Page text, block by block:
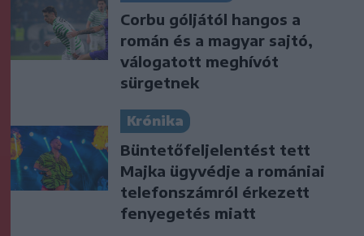
Corbu góljától hangos a
román és a magyar sajtó,
válogatott meghívót
sürgetnek
Krónika
Büntetőfeljelentést tett
Majka ügyvédje a romániai
telefonszámról érkezett
fenyegetés miatt